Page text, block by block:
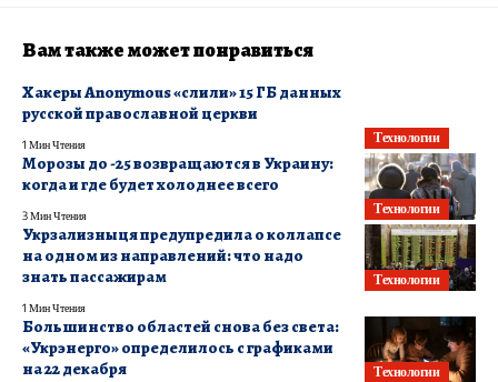
Вам также может понравиться
Технологии
Хакеры Anonymous «слили» 15 ГБ данных
русской православной церкви
1 Мин Чтения
Технологии
Морозы до -25 возвращаются в Украину:
когда и где будет холоднее всего
3 Мин Чтения
Технологии
Укрзализныця предупредила о коллапсе
на одном из направлений: что надо
знать пассажирам
1 Мин Чтения
Технологии
Большинство областей снова без света:
«Укрэнерго» определилось с графиками
на 22 декабря